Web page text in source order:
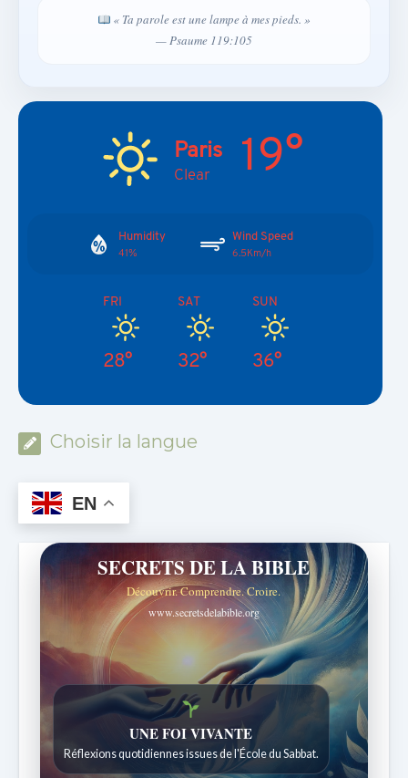
« Ta parole est une lampe à mes pieds. »
— Psaume 119:105
Paris
Clear 19°
Humidity
41%
Wind Speed
6.5Km/h
FRI
28°
SAT
32°
SUN
36°
Choisir la langue
EN
SECRETS DE LA BIBLE
Découvrir. Comprendre. Croire.
www.secretsdelabible.org
UNE FOI VIVANTE
Réflexions quotidiennes issues de l'École du Sabbat.